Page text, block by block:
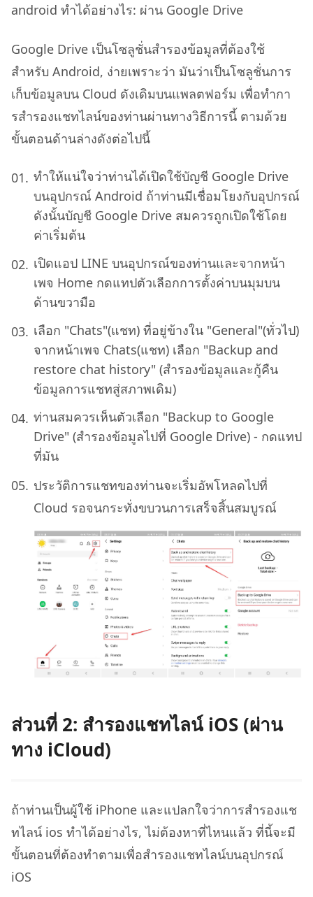
android ทำได้อย่างไร: ผ่าน Google Drive
Google Drive เป็นโซลูชั่นสำรองข้อมูลที่ต้องใช้
สำหรับ Android, ง่ายเพราะว่า มันว่าเป็นโซลูชั่นการ
เก็บข้อมูลบน Cloud ดังเดิมบนแพลตฟอร์ม เพื่อทำกา
รสํารองแชทไลน์ของท่านผ่านทางวิธีการนี้ ตามด้วย
ขั้นตอนด้านล่างดังต่อไปนี้
ทำให้แน่ใจว่าท่านได้เปิดใช้บัญชี Google Drive
บนอุปกรณ์ Android ถ้าท่านมีเชื่อมโยงกับอุปกรณ์
ดังนั้นบัญชี Google Drive สมควรถูกเปิดใช้โดย
ค่าเริ่มต้น
เปิดแอป LINE บนอุปกรณ์ของท่านและจากหน้า
เพจ Home กดแทปตัวเลือกการตั้งค่าบนมุมบน
ด้านขวามือ
เลือก "Chats"(แชท) ที่อยู่ข้างใน "General"(ทั่วไป)
จากหน้าเพจ Chats(แชท) เลือก "Backup and
restore chat history" (สำรองข้อมูลและกู้คืน
ข้อมูลการแชทสู่สภาพเดิม)
ท่านสมควรเห็นตัวเลือก "Backup to Google
Drive" (สำรองข้อมูลไปที่ Google Drive) - กดแทป
ที่มัน
ประวัติการแชทของท่านจะเริ่มอัพโหลดไปที่
Cloud รอจนกระทั่งขบวนการเสร็จสิ้นสมบูรณ์
ส่วนที่ 2: สํารองแชทไลน์ iOS (ผ่าน
ทาง iCloud)
ถ้าท่านเป็นผู้ใช้ iPhone และแปลกใจว่าการสํารองแช
ทไลน์ ios ทำได้อย่างไร, ไม่ต้องหาที่ไหนแล้ว ที่นี้จะมี
ขั้นตอนที่ต้องทำตามเพื่อสํารองแชทไลน์บนอุปกรณ์
iOS